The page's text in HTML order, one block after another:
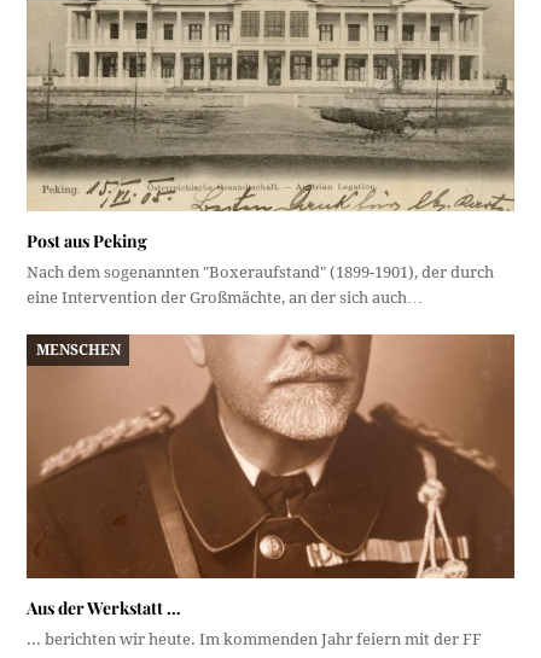
Post aus Peking
Nach dem sogenannten "Boxeraufstand" (1899-1901), der durch
eine Intervention der Großmächte, an der sich auch…
MENSCHEN
Aus der Werkstatt …
... berichten wir heute. Im kommenden Jahr feiern mit der FF